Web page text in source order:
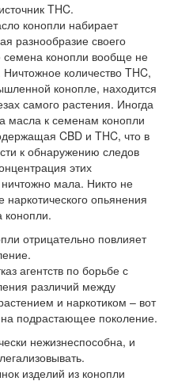
THC.
конопли набирает
разнообразие своего
конопли вообще не
количество THC,
конопле, находится
самого растения. Иногда
масла к семенам конопли
CBD и THC, что в
к обнаружению следов
этих
мала. Никто не
наркотического опьянения
конопли.
отрицательно повлияет
агентств по борьбе с
различий между
и наркотиком – вот
на подрастающее поколение.
нежизнеспособна, и
изделий из конопли